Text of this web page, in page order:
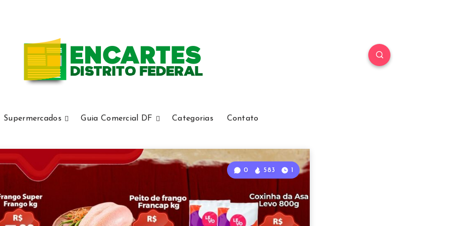
Supermercados Guia Comercial DF Categorias Contato
0 583 1